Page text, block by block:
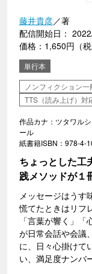
藤井貴彦／著
配信開始日：
価格：1,650円（税
単行本
ノンフィクション一
TTS（読み上げ）対
作品カナ：ツタワル
ール
紙書籍ISBN：978-4-
ちょっとした工
践メソッドが１
メッセージはうす
慌てたときはリフ
「言葉が響く」
が日常会話や会議
に、日々心掛けて
い、満足度ナンバ